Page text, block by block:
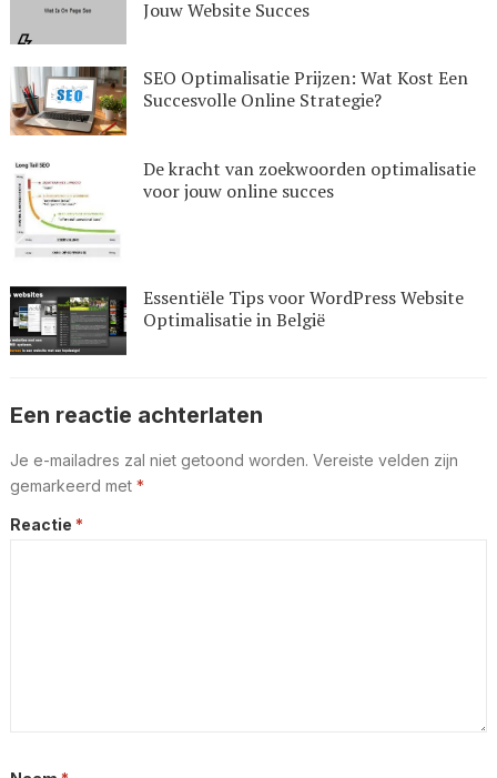
Jouw Website Succes
SEO Optimalisatie Prijzen: Wat Kost Een
Succesvolle Online Strategie?
De kracht van zoekwoorden optimalisatie
voor jouw online succes
Essentiële Tips voor WordPress Website
Optimalisatie in België
Een reactie achterlaten
Je e-mailadres zal niet getoond worden. Vereiste velden zijn
gemarkeerd met *
Reactie *